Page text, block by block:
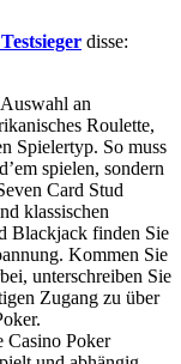
disse:
an
Roulette,
Spielertyp. So muss
spielen, sondern
Card Stud
klassischen
Blackjack finden Sie
Kommen Sie
unterschreiben Sie
Zugang zu über
Casino Poker